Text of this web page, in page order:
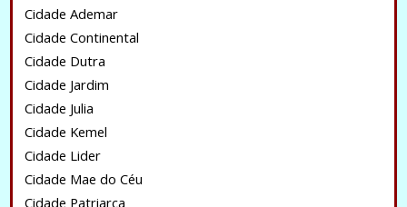
Cidade Ademar
Cidade Continental
Cidade Dutra
Cidade Jardim
Cidade Julia
Cidade Kemel
Cidade Lider
Cidade Mae do Céu
Cidade Patriarca